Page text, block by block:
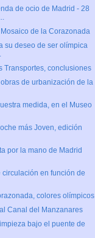
de ocio de Madrid - 28
de la Corazonada
su deseo de ser olímpica
Transportes, conclusiones
de urbanización de la
medida, en el Museo
más Joven, edición
por la mano de Madrid
circulación en función de
colores olímpicos
Canal del Manzanares
bajo el puente de